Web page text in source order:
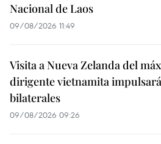
Nacional de Laos
09/08/2026 11:49
Visita a Nueva Zelanda del
dirigente vietnamita
bilaterales
09/08/2026 09:26